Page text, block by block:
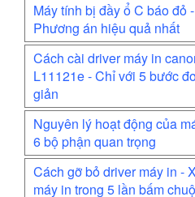
Máy tính bị đầy ổ C báo đỏ
Phương án hiệu quả nhất
Cách cài driver máy in
L11121e - Chỉ với 5 bước
giản
Nguyên lý hoạt động của
6 bộ phận quan trọng
Cách gỡ bỏ driver máy in -
máy in trong 5 lần bấm